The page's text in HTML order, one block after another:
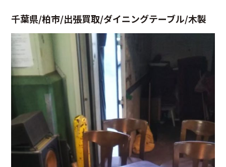
千葉県/柏市/出張買取/ダイニングテーブル/木製